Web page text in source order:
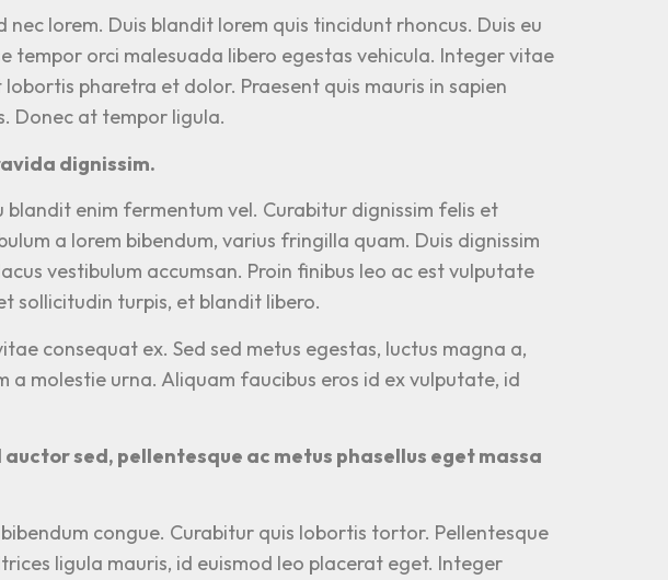
lorem. Duis blandit lorem quis tincidunt rhoncus. Duis eu
tempor orci malesuada libero egestas vehicula. Integer vitae
pharetra et dolor. Praesent quis mauris in sapien
Donec at tempor ligula.
dignissim.
blandit enim fermentum vel. Curabitur dignissim felis et
a lorem bibendum, varius fringilla quam. Duis dignissim
vestibulum accumsan. Proin finibus leo ac est vulputate
sollicitudin turpis, et blandit libero.
consequat ex. Sed sed metus egestas, luctus magna a,
a molestie urna. Aliquam faucibus eros id ex vulputate, id
sed, pellentesque ac metus phasellus eget massa
congue. Curabitur quis lobortis tortor. Pellentesque
ligula mauris, id euismod leo placerat eget. Integer